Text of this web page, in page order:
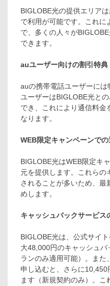
BIGLOBE光の提供エリア
で利用が可能です。これに
で、多くの人々が
できます。
auユーザー向けの割引特典
auの携帯電話ユーザーに
ユーザーはBIGLOBE光と
でき、これにより通信料金
なります。
WEB限定キャンペーンでの
BIGLOBE光はWEB限定キ
元を提供します。これらの
されることが多いため、
めします。
キャッシュバックサービス
BIGLOBE光は、公式サイ
大48,000円のキャッシュ
ランのみ適用可能）。また
申し込むと、さらに
ます（新規契約のみ）。